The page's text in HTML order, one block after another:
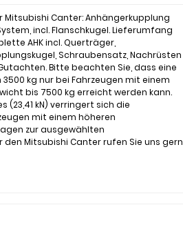
Canter: Anhängerkupplung
incl. Flanschkugel. Lieferumfang
AHK incl. Querträger,
Schraubensatz, Nachrüsten
Bitte beachten Sie, dass eine
kg nur bei Fahrzeugen mit einem
bis 7500 kg erreicht werden kann.
(23,41 kN) verringert sich die
mit einem höheren
zur ausgewählten
Mitsubishi Canter rufen Sie uns gern